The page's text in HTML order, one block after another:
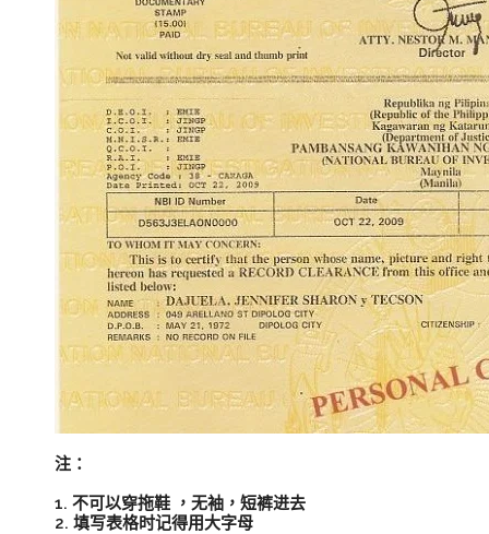
注：
1. 不可以穿拖鞋 ，无袖，短裤进去
2. 填写表格时记得用大字母